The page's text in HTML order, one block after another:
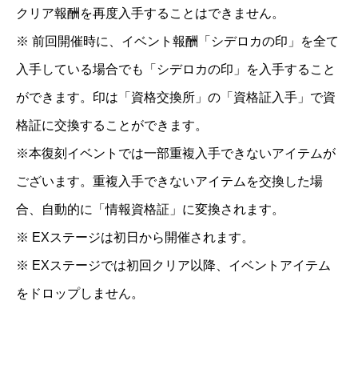
クリア報酬を再度入手することはできません。
※ 前回開催時に、イベント報酬「シデロカの印」を全て
入手している場合でも「シデロカの印」を入手すること
ができます。印は「資格交換所」の「資格証入手」で資
格証に交換することができます。
※本復刻イベントでは一部重複入手できないアイテムが
ございます。重複入手できないアイテムを交換した場
合、自動的に「情報資格証」に変換されます。
※ EXステージは初日から開催されます。
※ EXステージでは初回クリア以降、イベントアイテム
をドロップしません。